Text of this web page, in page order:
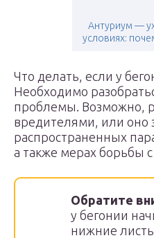
Антуриум —
условиях:
Что делать, если у
Необходимо
проблемы. Возможно,
вредителями, или оно
распространенных
а также мерах борьбы
Обратите
у бегонии
нижние